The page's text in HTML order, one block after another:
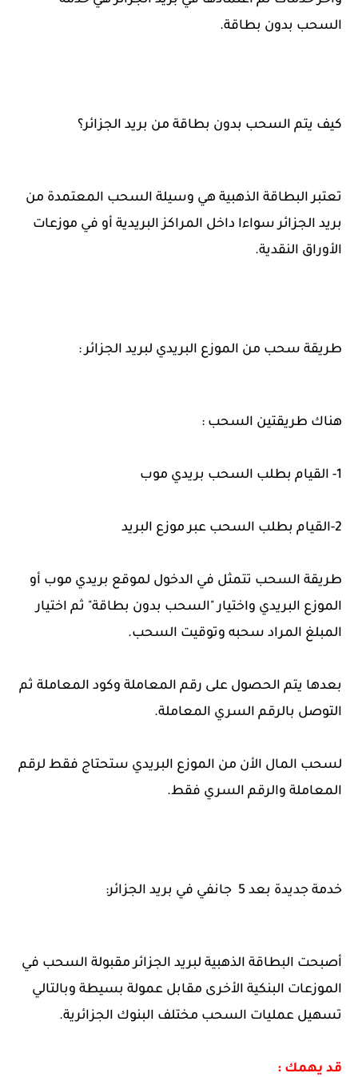
السحب بدون بطاقة.
كيف يتم السحب بدون بطاقة من بريد الجزائر؟
تعتبر البطاقة الذهبية هي وسيلة السحب المعتمدة من
بريد الجزائر سواءا داخل المراكز البريدية أو في موزعات
الأوراق النقدية.
طريقة سحب من الموزع البريدي لبريد الجزائر :
هناك طريقتين السحب :
1- القيام بطلب السحب بريدي موب
2-القيام بطلب السحب عبر موزع البريد
طريقة السحب تتمثل في الدخول لموقع بريدي موب أو
الموزع البريدي واختيار "السحب بدون بطاقة" ثم اختيار
المبلغ المراد سحبه وتوقيت السحب.
بعدها يتم الحصول على رقم المعاملة وكود المعاملة ثم
التوصل بالرقم السري المعاملة.
لسحب المال الأن من الموزع البريدي ستحتاج فقط لرقم
المعاملة والرقم السري فقط.
خدمة جديدة بعد 5 جانفي في بريد الجزائر:
أصبحت البطاقة الذهبية لبريد الجزائر مقبولة السحب في
الموزعات البنكية الأخرى مقابل عمولة بسيطة وبالتالي
تسهيل عمليات السحب مختلف البنوك الجزائرية.
قد يهمك :